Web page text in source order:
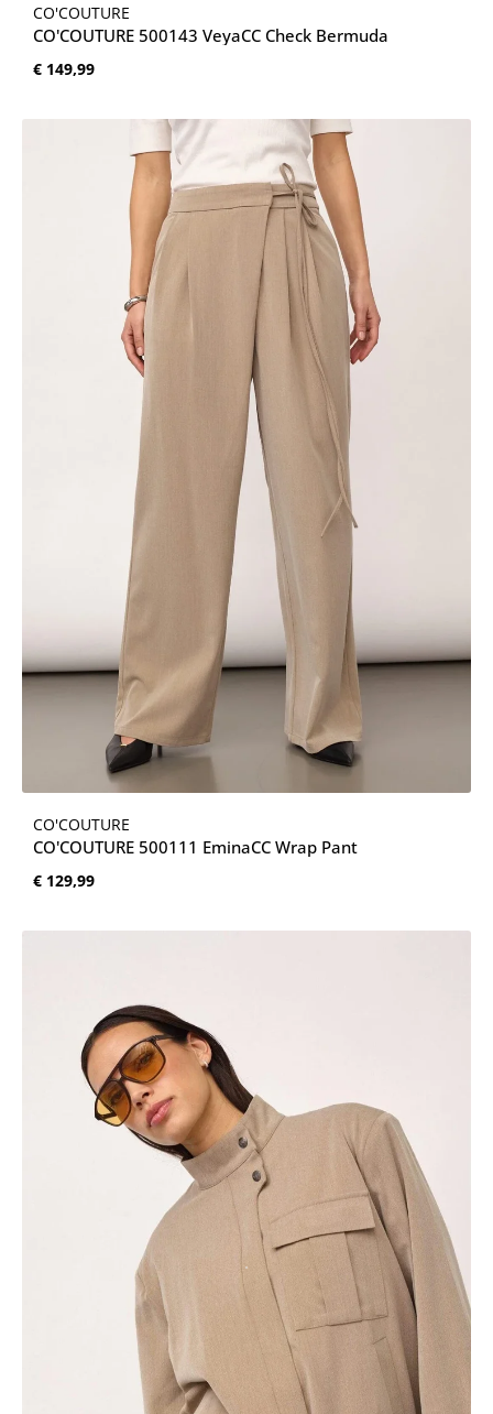
CO'COUTURE
CO'COUTURE 500143 VeyaCC Check Bermuda
Normale prijs:
€ 149,99
CO'COUTURE
CO'COUTURE 500111 EminaCC Wrap Pant
Normale prijs:
€ 129,99